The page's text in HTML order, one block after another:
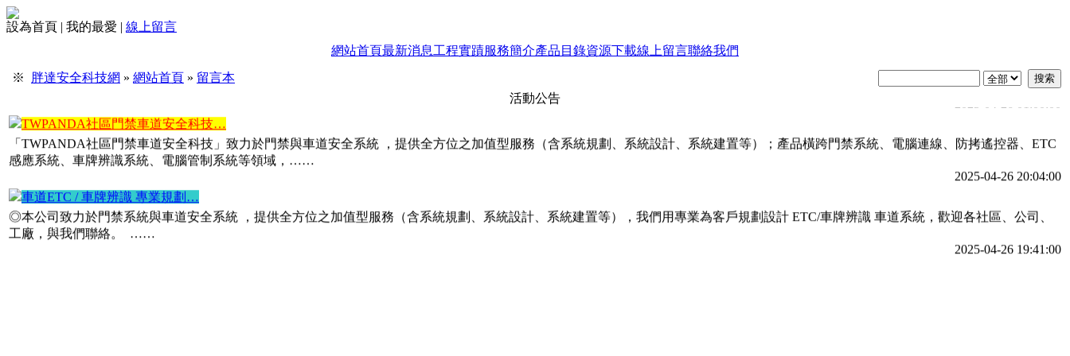
設為首頁 | 我的最愛 | 線上留言
網站首頁最新消息工程實蹟服務簡介產品目錄資源下載線上留言聯絡我們
※
胖達安全科技網 » 網站首頁 » 留言本
活動公告
各式監視器700TVL、AHD、TVI、CVI，200萬畫數、400萬畫數、500畫數、多功能錄影主機，免費勘查現場、規劃。
專業規劃、專業施工、品質保證各式數位對講機代理施工 平板影像數位對講機、SIP網路型數位影像對講機、傳統聽筒式數位對講機訂做施工，可以依現場環境與需求為客戶設計，施工完
成後我們有完善的售後服務與維護。……
TWPANDA社區門禁車道安全科技…
「TWPANDA社區門禁車道安全科技」致力於門禁與車道安全系統 ，提供全方位之加值型服務（含系統規劃、系統設計、系統建置等）；產品橫跨門禁系統、電腦連線、防拷遙控器、ETC
感應系統、車牌辨識系統、電腦管制系統等領域，……
車道ETC / 車牌辨識 專業規劃…
◎本公司致力於門禁系統與車道安全系統 ，提供全方位之加值型服務（含系統規劃、系統設計、系統建置等），我們用專業為客戶規劃設計 ETC/車牌辨識 車道系統，歡迎各社區、公司、
工廠，與我們聯絡。 ……